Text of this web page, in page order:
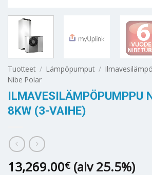
Tuotteet / Lämpöpumput /
Nibe Polar
ILMAVESILÄMPÖPUMPPU
8KW (3-VAIHE)
13,269.00€ (alv 25.5%)